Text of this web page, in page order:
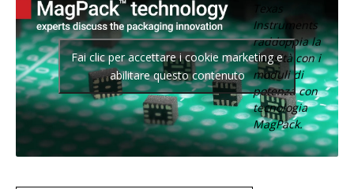
Texas
Instruments
raddoppia la
densità con i
moduli di
potenza con
tecnologia
MagPack.
Fai clic per accettare i cookie marketing e
abilitare questo contenuto